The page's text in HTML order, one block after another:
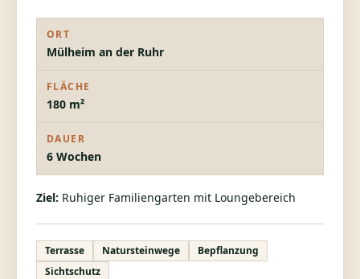
ORT
Mülheim an der Ruhr
FLÄCHE
180 m²
DAUER
6 Wochen
Ziel: Ruhiger Familiengarten mit Loungebereich
Terrasse Natursteinwege
Bepflanzung
Sichtschutz